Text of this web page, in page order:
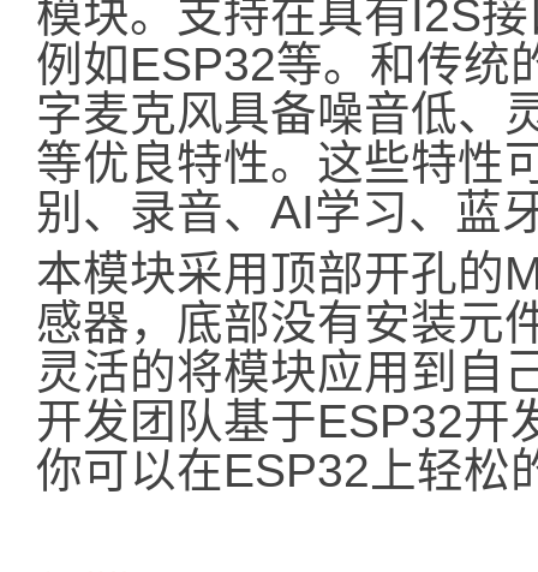
模块。支持在具有I2S
例如ESP32等。和传统
字麦克风具备噪音低、
等优良特性。这些特性
别、录音、AI学习、蓝
本模块采用顶部开孔的
感器，底部没有安装元
灵活的将模块应用到自
开发团队基于ESP32开
你可以在ESP32上轻松